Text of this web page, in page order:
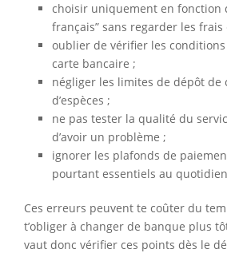
choisir uniquement en fonction
français” sans regarder les frais
oublier de vérifier les
carte bancaire ;
négliger les limites de dépôt de
d’espèces ;
ne pas tester la qualité du
d’avoir un problème ;
ignorer les plafonds de
pourtant essentiels au
Ces erreurs peuvent te coûter du
t’obliger à changer de banque plus
vaut donc vérifier ces points dès le